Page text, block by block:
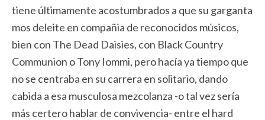
tiene últimamente acostumbrados a que su garganta
mos deleite en compañia de reconocidos músicos,
bien con The Dead Daisies, con Black Country
Communion o Tony Iommi, pero hacía ya tiempo que
no se centraba en su carrera en solitario, dando
cabida a esa musculosa mezcolanza -o tal vez sería
más certero hablar de convivencia- entre el hard